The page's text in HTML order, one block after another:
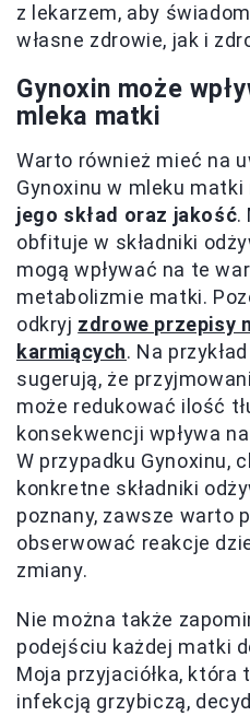
z lekarzem, aby
własne zdrowie, jak i
Gynoxin może
mleka matki
Warto również mieć na
Gynoxinu w mleku matki
jego skład oraz jakość.
obfituje w składniki
mogą wpływać na te
metabolizmie matki.
odkryj zdrowe przepisy
karmiących. Na
sugerują, że
może redukować ilość
konsekwencji wpływa
W przypadku Gynoxinu,
konkretne składniki
poznany, zawsze warto
obserwować reakcje
zmiany.
Nie można także
podejściu każdej matki
Moja przyjaciółka, która
infekcją grzybiczą,